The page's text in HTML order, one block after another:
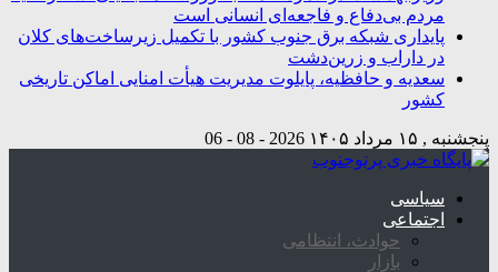
مردم بی‌دفاع و فاجعه‌ای انسانی است
پایداری شبکه برق جنوب کشور با تکمیل زیرساخت‌های کلان
در داراب و زرین‌دشت
سعدیه و حافظیه، پایلوت مدیریت هیأت امنایی اماکن تاریخی
کشور
پنجشنبه , ۱۵ مرداد ۱۴۰۵ 2026 - 08 - 06
سیاسی
اجتماعی
حوادث، انتظامی
بازار